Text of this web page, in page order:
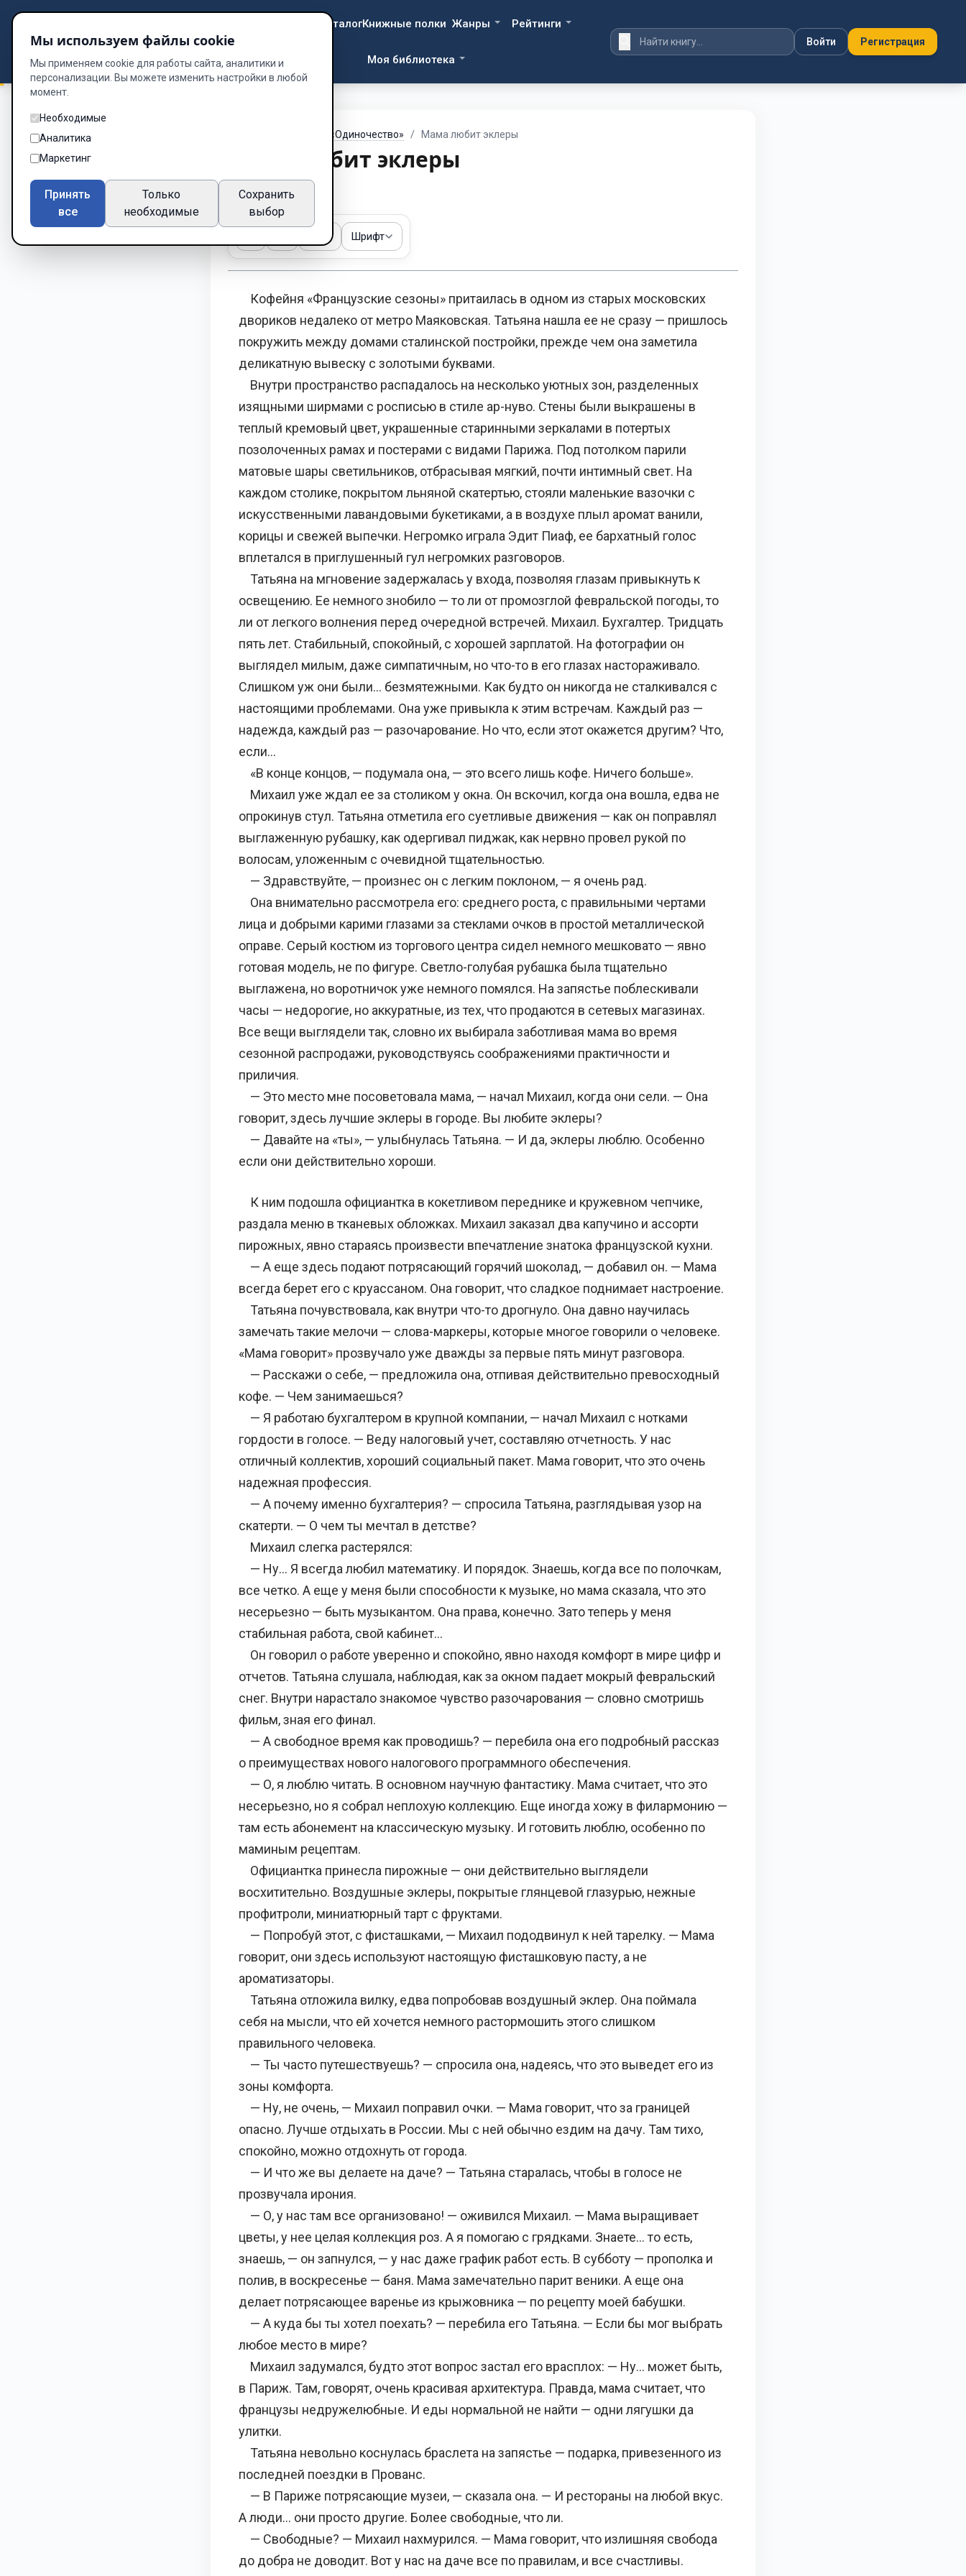
DzenWay Библиотека
КаталогКнижные полки Жанры Рейтинги
Моя библиотека
Войти Регистрация
Место встречи: кафе «Одиночество» / Мама любит эклеры
Мама любит эклеры
Глава 3 из 12
Тема Шрифт
Кофейня «Французские сезоны» притаилась в одном из старых московских
двориков недалеко от метро Маяковская. Татьяна нашла ее не сразу — пришлось
покружить между домами сталинской постройки, прежде чем она заметила
деликатную вывеску с золотыми буквами.
Внутри пространство распадалось на несколько уютных зон, разделенных
изящными ширмами с росписью в стиле ар-нуво. Стены были выкрашены в
теплый кремовый цвет, украшенные старинными зеркалами в потертых
позолоченных рамах и постерами с видами Парижа. Под потолком парили
матовые шары светильников, отбрасывая мягкий, почти интимный свет. На
каждом столике, покрытом льняной скатертью, стояли маленькие вазочки с
искусственными лавандовыми букетиками, а в воздухе плыл аромат ванили,
корицы и свежей выпечки. Негромко играла Эдит Пиаф, ее бархатный голос
вплетался в приглушенный гул негромких разговоров.
Татьяна на мгновение задержалась у входа, позволяя глазам привыкнуть к
освещению. Ее немного знобило — то ли от промозглой февральской погоды, то
ли от легкого волнения перед очередной встречей. Михаил. Бухгалтер. Тридцать
пять лет. Стабильный, спокойный, с хорошей зарплатой. На фотографии он
выглядел милым, даже симпатичным, но что-то в его глазах настораживало.
Слишком уж они были… безмятежными. Как будто он никогда не сталкивался с
настоящими проблемами. Она уже привыкла к этим встречам. Каждый раз —
надежда, каждый раз — разочарование. Но что, если этот окажется другим? Что,
если…
«В конце концов, — подумала она, — это всего лишь кофе. Ничего больше».
Михаил уже ждал ее за столиком у окна. Он вскочил, когда она вошла, едва не
опрокинув стул. Татьяна отметила его суетливые движения — как он поправлял
выглаженную рубашку, как одергивал пиджак, как нервно провел рукой по
волосам, уложенным с очевидной тщательностью.
— Здравствуйте, — произнес он с легким поклоном, — я очень рад.
Она внимательно рассмотрела его: среднего роста, с правильными чертами
лица и добрыми карими глазами за стеклами очков в простой металлической
оправе. Серый костюм из торгового центра сидел немного мешковато — явно
готовая модель, не по фигуре. Светло-голубая рубашка была тщательно
выглажена, но воротничок уже немного помялся. На запястье поблескивали
часы — недорогие, но аккуратные, из тех, что продаются в сетевых магазинах.
Все вещи выглядели так, словно их выбирала заботливая мама во время
сезонной распродажи, руководствуясь соображениями практичности и
приличия.
— Это место мне посоветовала мама, — начал Михаил, когда они сели. — Она
говорит, здесь лучшие эклеры в городе. Вы любите эклеры?
— Давайте на «ты», — улыбнулась Татьяна. — И да, эклеры люблю. Особенно
если они действительно хороши.
К ним подошла официантка в кокетливом переднике и кружевном чепчике,
раздала меню в тканевых обложках. Михаил заказал два капучино и ассорти
пирожных, явно стараясь произвести впечатление знатока французской кухни.
— А еще здесь подают потрясающий горячий шоколад, — добавил он. — Мама
всегда берет его с круассаном. Она говорит, что сладкое поднимает настроение.
Татьяна почувствовала, как внутри что-то дрогнуло. Она давно научилась
замечать такие мелочи — слова-маркеры, которые многое говорили о человеке.
«Мама говорит» прозвучало уже дважды за первые пять минут разговора.
— Расскажи о себе, — предложила она, отпивая действительно превосходный
кофе. — Чем занимаешься?
— Я работаю бухгалтером в крупной компании, — начал Михаил с нотками
гордости в голосе. — Веду налоговый учет, составляю отчетность. У нас
отличный коллектив, хороший социальный пакет. Мама говорит, что это очень
надежная профессия.
— А почему именно бухгалтерия? — спросила Татьяна, разглядывая узор на
скатерти. — О чем ты мечтал в детстве?
Михаил слегка растерялся:
— Ну… Я всегда любил математику. И порядок. Знаешь, когда все по полочкам,
все четко. А еще у меня были способности к музыке, но мама сказала, что это
несерьезно — быть музыкантом. Она права, конечно. Зато теперь у меня
стабильная работа, свой кабинет…
Он говорил о работе уверенно и спокойно, явно находя комфорт в мире цифр и
отчетов. Татьяна слушала, наблюдая, как за окном падает мокрый февральский
снег. Внутри нарастало знакомое чувство разочарования — словно смотришь
фильм, зная его финал.
— А свободное время как проводишь? — перебила она его подробный рассказ
о преимуществах нового налогового программного обеспечения.
— О, я люблю читать. В основном научную фантастику. Мама считает, что это
несерьезно, но я собрал неплохую коллекцию. Еще иногда хожу в филармонию —
там есть абонемент на классическую музыку. И готовить люблю, особенно по
маминым рецептам.
Официантка принесла пирожные — они действительно выглядели
восхитительно. Воздушные эклеры, покрытые глянцевой глазурью, нежные
профитроли, миниатюрный тарт с фруктами.
— Попробуй этот, с фисташками, — Михаил пододвинул к ней тарелку. — Мама
говорит, они здесь используют настоящую фисташковую пасту, а не
ароматизаторы.
Татьяна отложила вилку, едва попробовав воздушный эклер. Она поймала
себя на мысли, что ей хочется немного растормошить этого слишком
правильного человека.
— Ты часто путешествуешь? — спросила она, надеясь, что это выведет его из
зоны комфорта.
— Ну, не очень, — Михаил поправил очки. — Мама говорит, что за границей
опасно. Лучше отдыхать в России. Мы с ней обычно ездим на дачу. Там тихо,
спокойно, можно отдохнуть от города.
— И что же вы делаете на даче? — Татьяна старалась, чтобы в голосе не
прозвучала ирония.
— О, у нас там все организовано! — оживился Михаил. — Мама выращивает
цветы, у нее целая коллекция роз. А я помогаю с грядками. Знаете… то есть,
знаешь, — он запнулся, — у нас даже график работ есть. В субботу — прополка и
полив, в воскресенье — баня. Мама замечательно парит веники. А еще она
делает потрясающее варенье из крыжовника — по рецепту моей бабушки.
— А куда бы ты хотел поехать? — перебила его Татьяна. — Если бы мог выбрать
любое место в мире?
Михаил задумался, будто этот вопрос застал его врасплох: — Ну… может быть,
в Париж. Там, говорят, очень красивая архитектура. Правда, мама считает, что
французы недружелюбные. И еды нормальной не найти — одни лягушки да
улитки.
Татьяна невольно коснулась браслета на запястье — подарка, привезенного из
последней поездки в Прованс.
— В Париже потрясающие музеи, — сказала она. — И рестораны на любой вкус.
А люди… они просто другие. Более свободные, что ли.
— Свободные? — Михаил нахмурился. — Мама говорит, что излишняя свобода
до добра не доводит. Вот у нас на даче все по правилам, и все счастливы.
Мы используем файлы cookie
Мы применяем cookie для работы сайта, аналитики и
персонализации. Вы можете изменить настройки в любой
момент.
Необходимые
Аналитика
Маркетинг
Принять
все
Только
необходимые
Сохранить
выбор